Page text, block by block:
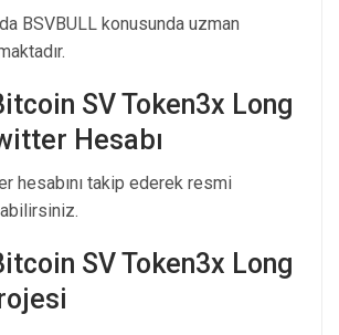
BSVBULL konusunda uzman
SV Token3x Long
Hesabı
hesabını takip ederek resmi
SV Token3x Long